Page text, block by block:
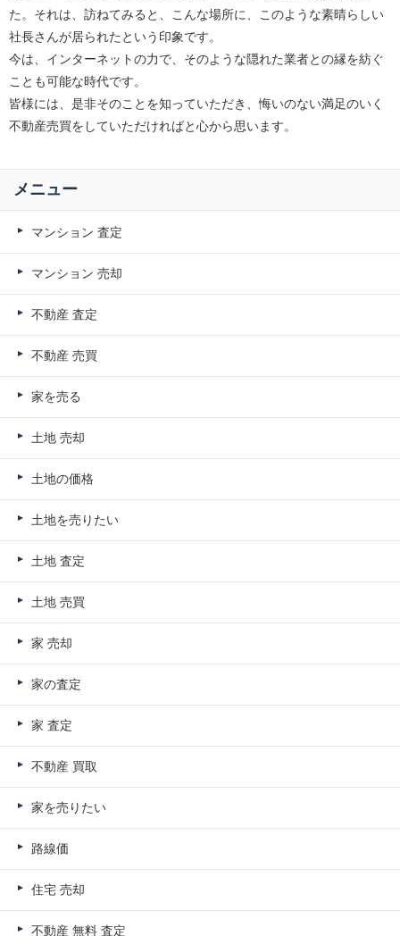
た。それは、訪ねてみると、こんな場所に、このような素晴らしい
社長さんが居られたという印象です。
今は、インターネットの力で、そのような隠れた業者との縁を紡ぐ
ことも可能な時代です。
皆様には、是非そのことを知っていただき、悔いのない満足のいく
不動産売買をしていただければと心から思います。
メニュー
マンション 査定
マンション 売却
不動産 査定
不動産 売買
家を売る
土地 売却
土地の価格
土地を売りたい
土地 査定
土地 売買
家 売却
家の査定
家 査定
不動産 買取
家を売りたい
路線価
住宅 売却
不動産 無料 査定